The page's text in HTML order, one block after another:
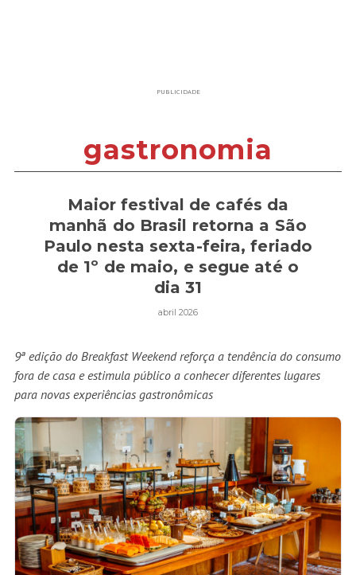
PUBLICIDADE
gastronomia
Maior festival de cafés da
manhã do Brasil retorna a São
Paulo nesta sexta-feira, feriado
de 1º de maio, e segue até o
dia 31
abril 2026
9ª edição do Breakfast Weekend reforça a tendência do consumo
fora de casa e estimula público a conhecer diferentes lugares
para novas experiências gastronômicas